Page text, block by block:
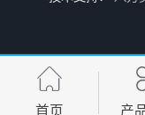
首页 产